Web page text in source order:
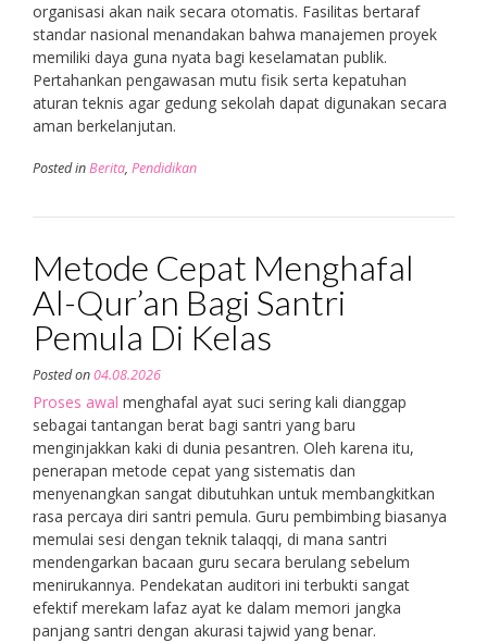
organisasi akan naik secara otomatis. Fasilitas bertaraf
standar nasional menandakan bahwa manajemen proyek
memiliki daya guna nyata bagi keselamatan publik.
Pertahankan pengawasan mutu fisik serta kepatuhan
aturan teknis agar gedung sekolah dapat digunakan secara
aman berkelanjutan.
Posted inBerita, Pendidikan
Metode Cepat Menghafal
Al-Qur’an Bagi Santri
Pemula Di Kelas
Posted on04.08.2026
Proses awal menghafal ayat suci sering kali dianggap
sebagai tantangan berat bagi santri yang baru
menginjakkan kaki di dunia pesantren. Oleh karena itu,
penerapan metode cepat yang sistematis dan
menyenangkan sangat dibutuhkan untuk membangkitkan
rasa percaya diri santri pemula. Guru pembimbing biasanya
memulai sesi dengan teknik talaqqi, di mana santri
mendengarkan bacaan guru secara berulang sebelum
menirukannya. Pendekatan auditori ini terbukti sangat
efektif merekam lafaz ayat ke dalam memori jangka
panjang santri dengan akurasi tajwid yang benar.